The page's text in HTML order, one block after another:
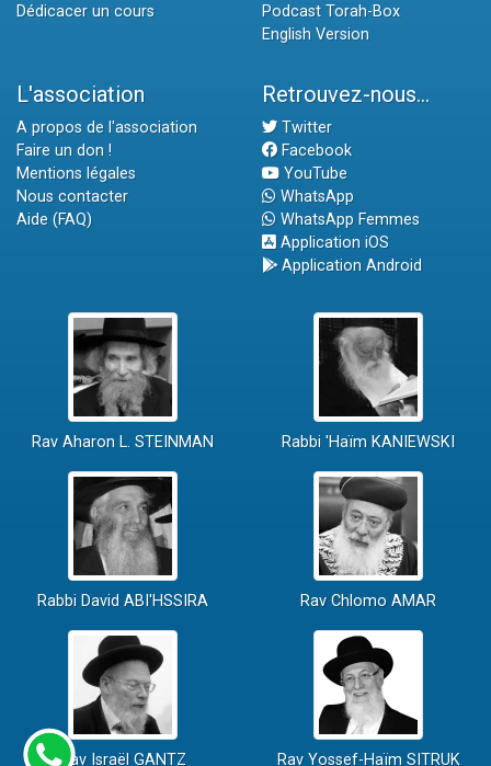
Dédicacer un cours
Podcast Torah-Box
English Version
L'association
A propos de l'association
Faire un don !
Mentions légales
Nous contacter
Aide (FAQ)
Retrouvez-nous...
Twitter
Facebook
YouTube
WhatsApp
WhatsApp Femmes
Application iOS
Application Android
Rav Aharon L. STEINMAN Rabbi 'Haïm KANIEWSKI
Rabbi David ABI'HSSIRA Rav Chlomo AMAR
Rav Israël GANTZ Rav Yossef-Haïm SITRUK